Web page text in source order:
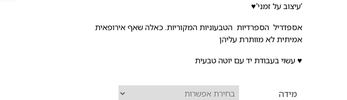
‘עיצוב על זמני’♥
אספדריל הספרדיות הטבעוניות המקוריות. כאלה שאף אירופאית
אמיתית לא מוותרת עליהן
♥ עשוי בעבודת יד עם יוטה טבעית
מידה